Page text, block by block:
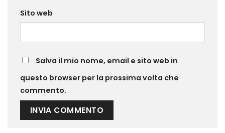
Sito web
Salva il mio nome, email e sito web in
questo browser per la prossima volta che
commento.